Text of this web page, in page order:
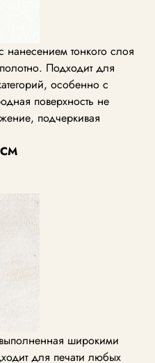
нанесением тонкого слоя
Подходит для
особенно с
поверхность не
подчеркивая
широкими
для печати любых